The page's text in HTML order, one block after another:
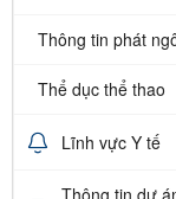
Thông tin phát
Thể dục thể thao
Lĩnh vực Y tế